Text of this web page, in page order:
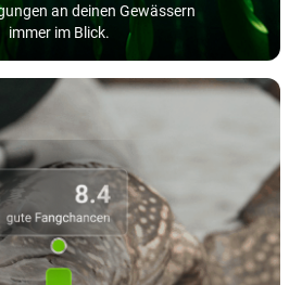
an deinen Gewässern
immer im Blick.